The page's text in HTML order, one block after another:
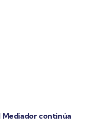
Mediador continúa